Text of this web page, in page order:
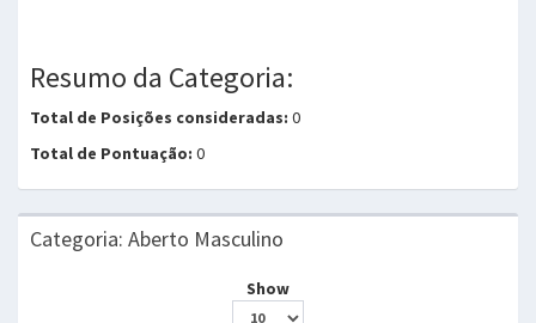
Resumo da Categoria:
Total de Posições consideradas: 0
Total de Pontuação: 0
Categoria: Aberto Masculino
Show